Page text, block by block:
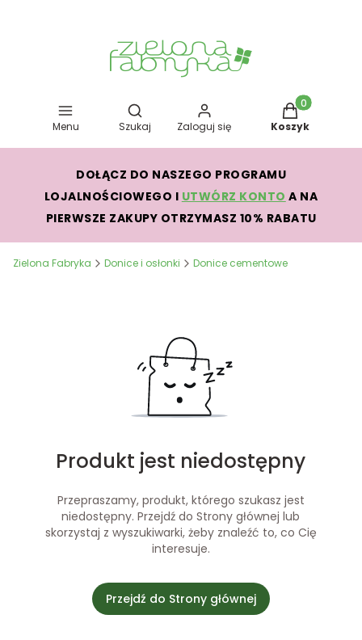
Menu
Otwórz wyszukiwarkę
Szukaj Zaloguj się
Produkty w
Koszyk
DOŁĄCZ DO NASZEGO PROGRAMU
LOJALNOŚCIOWEGO I UTWÓRZ KONTO A NA
PIERWSZE ZAKUPY OTRZYMASZ 10% RABATU
Zielona Fabryka Donice i osłonki Donice cementowe
Produkt jest niedostępny
Przepraszamy, produkt, którego szukasz jest
niedostępny. Przejdź do Strony głównej lub
skorzystaj z wyszukiwarki, żeby znaleźć to, co Cię
interesuje.
Przejdź do Strony głównej